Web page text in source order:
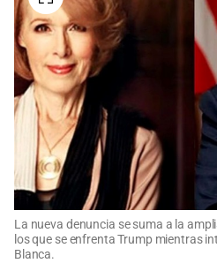
La nueva denuncia se suma a la
los que se enfrenta Trump mientras
Blanca.